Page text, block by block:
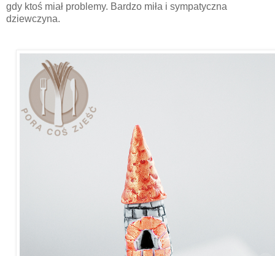
gdy ktoś miał problemy. Bardzo miła i sympatyczna
dziewczyna.